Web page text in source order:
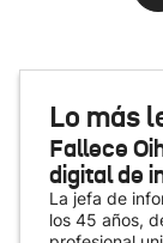
Lo más
Fallece
digital de
La jefa de
los 45 años,